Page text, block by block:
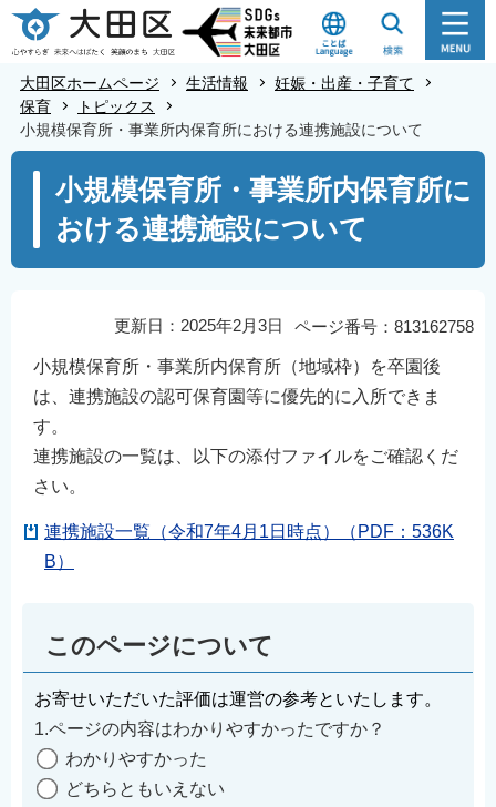
こ
の
の
大田区ホームページ 生活情報
妊娠・出産・子育て
保育
トピックス
小規模保育所・事業所内保育所における連携施設について
小規模保育所・事業所内保育所に
おける連携施設について
ページ番号：813162758
更新日：2025年2月3日
小規模保育所・事業所内保育所（地域枠）を卒園後
は、連携施設の認可保育園等に優先的に入所できま
す。
連携施設の一覧は、以下の添付ファイルをご確認くだ
さい。
連携施設一覧（令和7年4月1日時点）（PDF：536K
B）
このページについて
お寄せいただいた評価は運営の参考といたします。
1.ページの内容はわかりやすかったですか？
わかりやすかった
どちらともいえない